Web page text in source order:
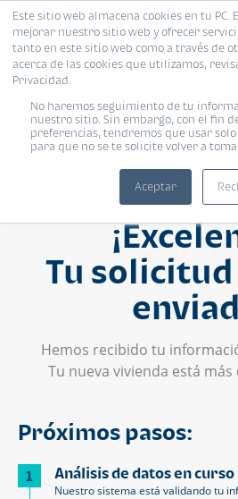
Este sitio web almacena cookies en tu PC.
mejorar nuestro sitio web y ofrecer
tanto en este sitio web como a través de
acerca de las cookies que utilizamos,
Privacidad.
No haremos seguimiento de tu
nuestro sitio. Sin embargo, con el fin
preferencias, tendremos que usar
para que no se te solicite volver a
Aceptar
Tu solicitud
Hemos recibido tu
Tu nueva vivienda está
Próximos pasos:
1 Análisis de datos en curso
Nuestro sistema está validando tu